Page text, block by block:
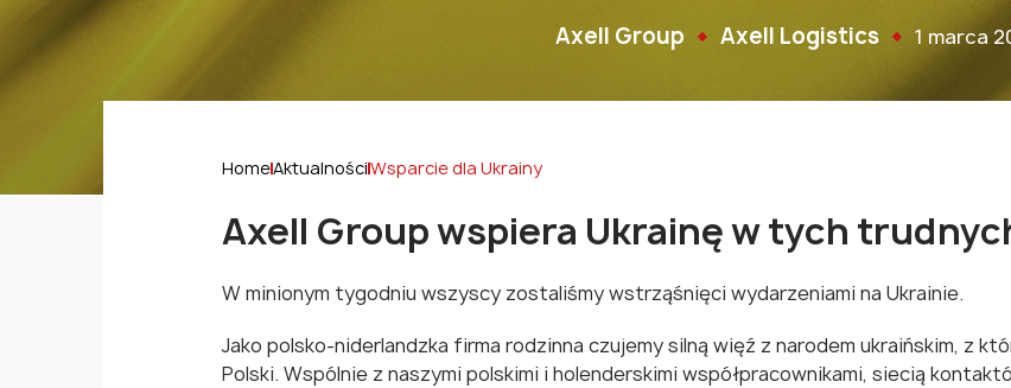
Axell Group Axell Logistics 1 marca
HomeAktualnościWsparcie dla Ukrainy
Axell Group wspiera Ukrainę w tych
W minionym tygodniu wszyscy zostaliśmy wstrząśnięci wydarzeniami na Ukrainie.
Jako polsko-niderlandzka firma rodzinna czujemy silną więź z narodem ukraińskim, z
Polski. Wspólnie z naszymi polskimi i holenderskimi współpracownikami, siecią